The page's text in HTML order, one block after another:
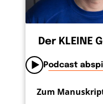
Der KLEINE
Podcast
Zum